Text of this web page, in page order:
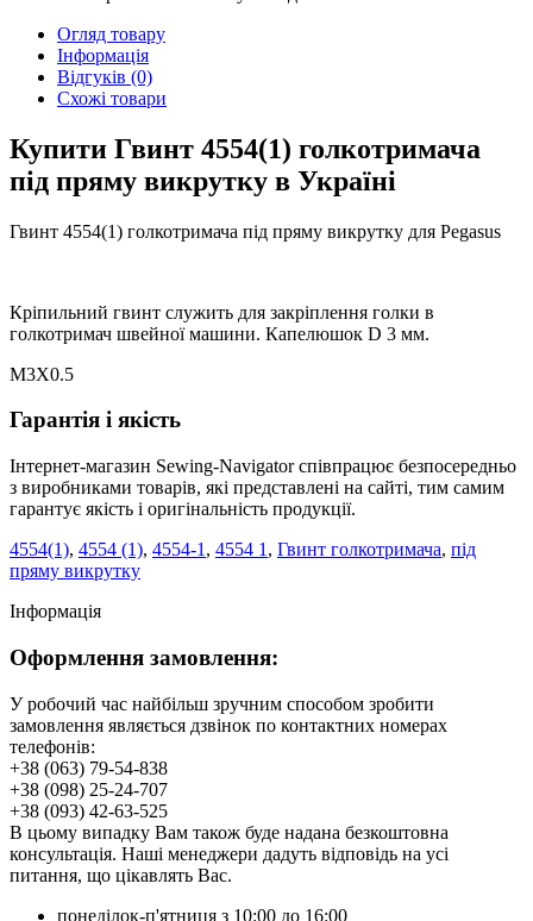
Огляд товару
Інформація
Відгуків (0)
Схожі товари
Купити Гвинт 4554(1) голкотримача
під пряму викрутку в Україні
Гвинт 4554(1) голкотримача під пряму викрутку для Pegasus
Кріпильний гвинт служить для закріплення голки в
голкотримач швейної машини. Капелюшок D 3 мм.
M3X0.5
Гарантія і якість
Інтернет-магазин Sewing-Navigator співпрацює безпосередньо
з виробниками товарів, які представлені на сайті, тим самим
гарантує якість і оригінальність продукції.
4554(1), 4554 (1), 4554-1 , 4554 1 , Гвинт голкотримача, під
пряму викрутку
Інформація
Оформлення замовлення:
У робочий час найбільш зручним способом зробити
замовлення являється дзвінок по контактних номерах
телефонів:
+38 (063) 79-54-838
+38 (098) 25-24-707
+38 (093) 42-63-525
В цьому випадку Вам також буде надана безкоштовна
консультація. Наші менеджери дадуть відповідь на усі
питання, що цікавлять Вас.
понеділок-п'ятниця з 10:00 до 16:00